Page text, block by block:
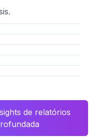
de relatórios